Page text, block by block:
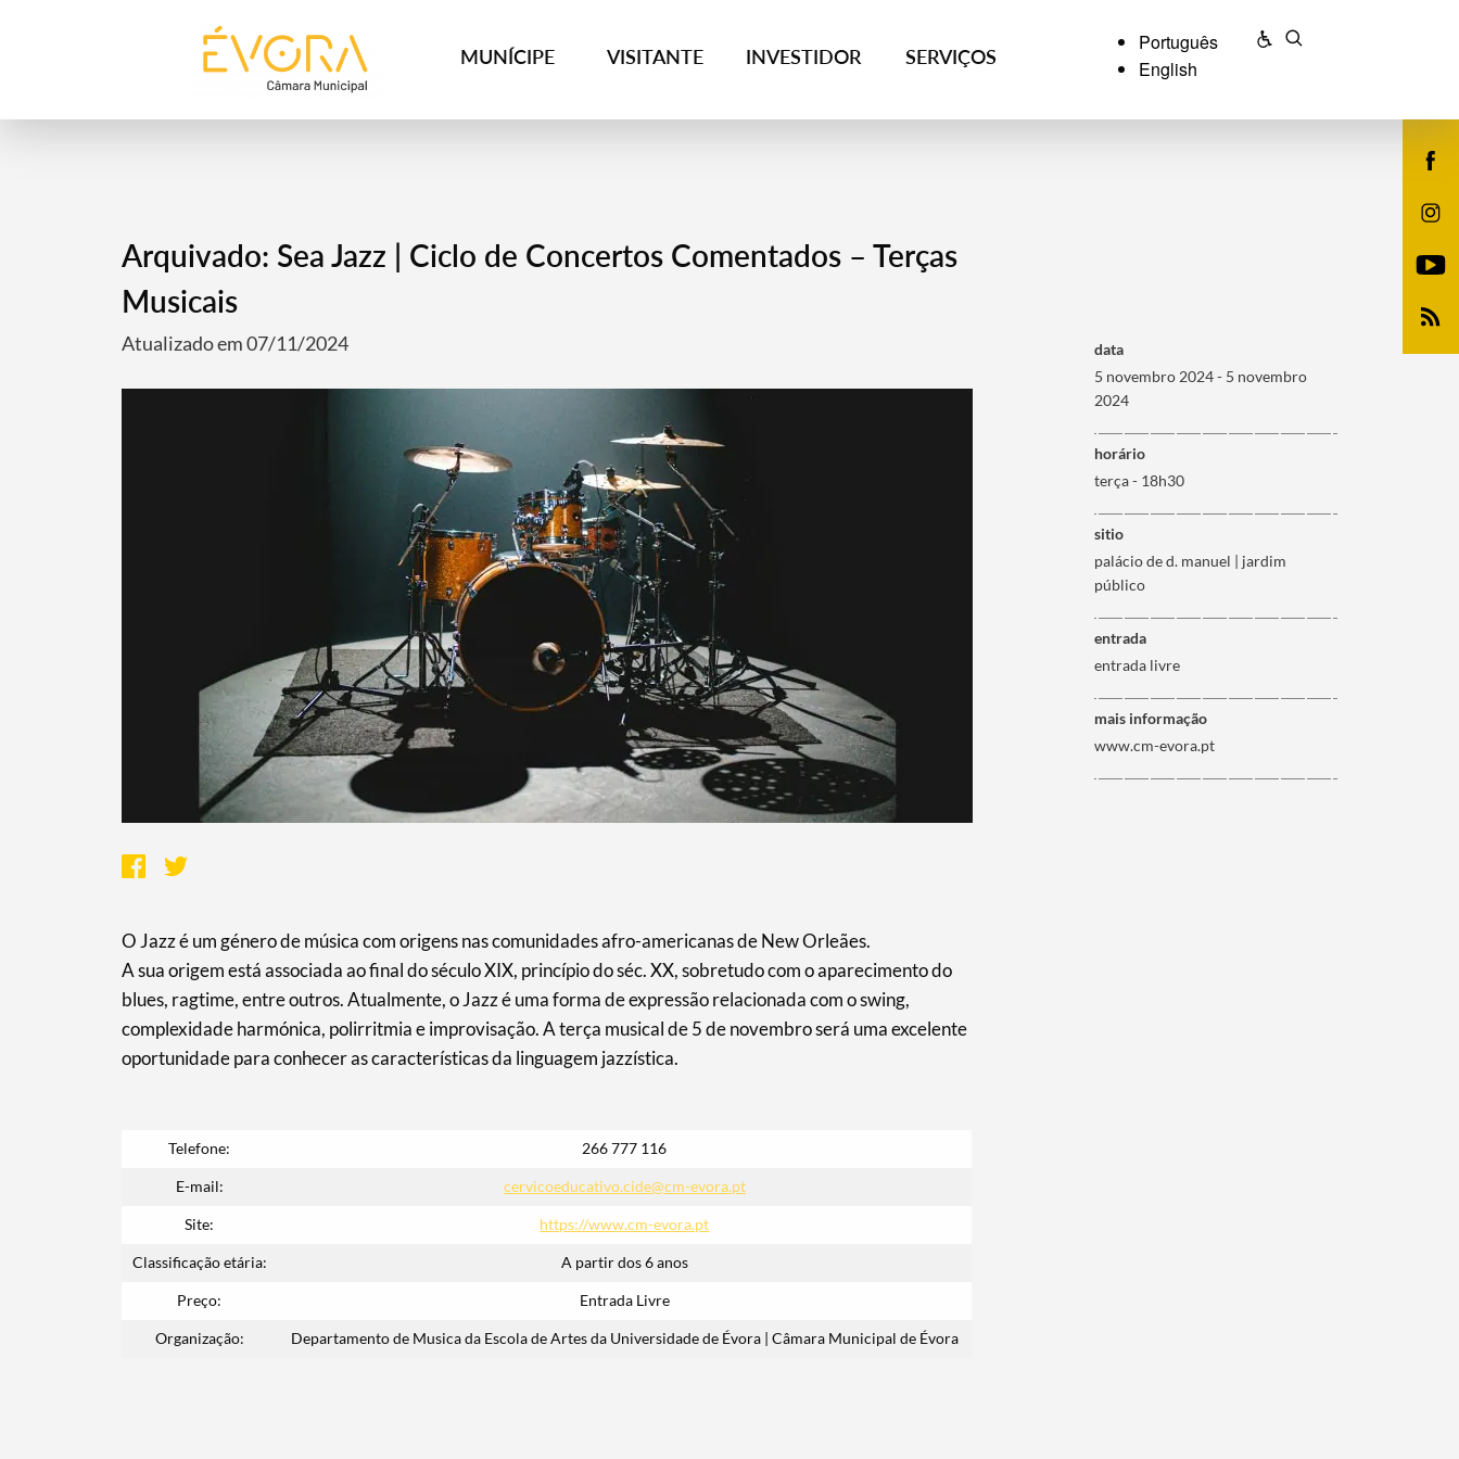
MUNÍCIPE VISITANTE INVESTIDOR SERVIÇOS
Português
English
Termo de Pesquisa
Categorias gerais
Arquivado: Sea Jazz | Ciclo de Concertos Comentados – Terças
Musicais
Atualizado em 07/11/2024
O Jazz é um género de música com origens nas comunidades afro-americanas de New Orleães.
A sua origem está associada ao final do século XIX, princípio do séc. XX, sobretudo com o aparecimento do
blues, ragtime, entre outros. Atualmente, o Jazz é uma forma de expressão relacionada com o swing,
complexidade harmónica, polirritmia e improvisação. A terça musical de 5 de novembro será uma excelente
oportunidade para conhecer as características da linguagem jazzística.
Telefone: 266 777 116
E-mail: cervicoeducativo.cide@cm-evora.pt
Site: https://www.cm-evora.pt
Classificação etária: A partir dos 6 anos
Preço: Entrada Livre
Organização: Departamento de Musica da Escola de Artes da Universidade de Évora | Câmara Municipal de Évora
data
5 novembro 2024 - 5 novembro
2024
horário
terça - 18h30
sitio
palácio de d. manuel | jardim
público
entrada
entrada livre
mais informação
www.cm-evora.pt